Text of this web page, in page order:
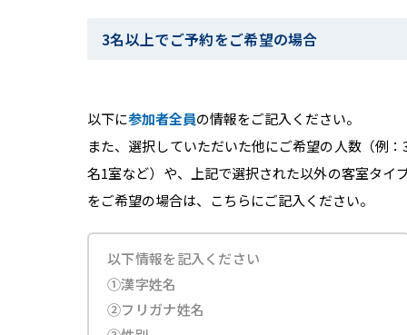
3名以上でご予約をご希望の場合
以下に参加者全員の情報をご記入ください。
また、選択していただいた他にご希望の人数（例：
名1室など）や、上記で選択された以外の客室タイ
をご希望の場合は、こちらにご記入ください。